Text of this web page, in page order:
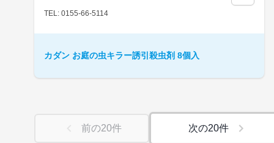
TEL: 0155-66-5114
カダン お庭の虫キラー誘引殺虫剤 8個入
前の20件 次の20件